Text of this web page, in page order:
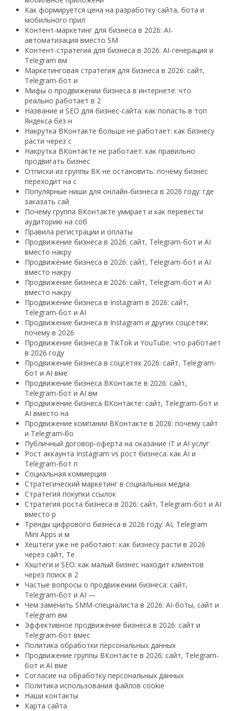
Как формируется цена на разработку сайта, бота и
мобильного прил
Контент-маркетинг для бизнеса в 2026: AI-
автоматизация вместо SM
Контент-стратегия для бизнеса в 2026: AI-генерация и
Telegram вм
Маркетинговая стратегия для бизнеса в 2026: сайт,
Telegram-бот и
Мифы о продвижении бизнеса в интернете: что
реально работает в 2
Название и SEO для бизнес-сайта: как попасть в топ
Яндекса без н
Накрутка ВКонтакте больше не работает: как бизнесу
расти через с
Накрутка ВКонтакте не работает: как правильно
продвигать бизнес
Отписки из группы ВК не остановить: почему бизнес
переходит на с
Популярные ниши для онлайн-бизнеса в 2026 году: где
заказать сай
Почему группа ВКонтакте умирает и как перевести
аудиторию на соб
Правила регистрации и оплаты
Продвижение бизнеса в 2026: сайт, Telegram-бот и AI
вместо накру
Продвижение бизнеса в 2026: сайт, Telegram-бот и AI
вместо накру
Продвижение бизнеса в 2026: сайт, Telegram-бот и AI
вместо накру
Продвижение бизнеса в Instagram в 2026: сайт,
Telegram-бот и AI
Продвижение бизнеса в Instagram и других соцсетях:
почему в 2026
Продвижение бизнеса в TikTok и YouTube: что работает
в 2026 году
Продвижение бизнеса в соцсетях 2026: сайт, Telegram-
бот и AI вме
Продвижение бизнеса ВКонтакте в 2026: сайт,
Telegram-бот и AI вм
Продвижение бизнеса ВКонтакте: сайт, Telegram-бот и
AI вместо на
Продвижение компании ВКонтакте в 2026: почему сайт
и Telegram-бо
Публичный договор-оферта на оказание IT и AI услуг
Рост аккаунта Instagram vs рост бизнеса: как AI и
Telegram-бот п
Социальная коммерция
Стратегический маркетинг в социальных медиа
Стратегия покупки ссылок
Стратегия роста бизнеса в 2026: сайт, Telegram-бот и AI
вместо р
Тренды цифрового бизнеса в 2026 году: AI, Telegram
Mini Apps и м
Хештеги уже не работают: как бизнесу расти в 2026
через сайт, Te
Хэштеги и SEO: как малый бизнес находит клиентов
через поиск в 2
Частые вопросы о продвижении бизнеса: сайт,
Telegram-бот и AI —
Чем заменить SMM-специалиста в 2026: AI-боты, сайт и
Telegram вм
Эффективное продвижение бизнеса в 2026: сайт и
Telegram-бот вмес
Политика обработки персональных данных
Продвижение группы ВКонтакте в 2026: сайт, Telegram-
бот и AI вме
Согласие на обработку персональных данных
Политика использования файлов cookie
Наши контакты
Карта сайта